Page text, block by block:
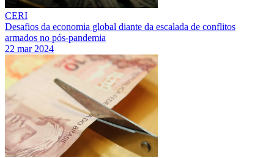
CERI
Desafios da economia global diante da escalada de conflitos
armados no pós-pandemia
22 mar 2024